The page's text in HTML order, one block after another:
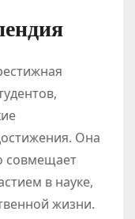
Она
совмещает
в науке,
жизни.